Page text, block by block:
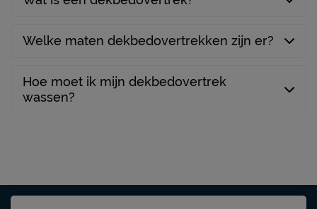
Welke maten dekbedovertrekken zijn er?
Hoe moet ik mijn dekbedovertrek
wassen?